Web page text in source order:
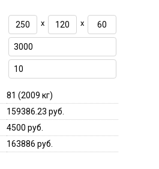
x x
81 (2009 кг)
159386.23 руб.
4500 руб.
163886 руб.